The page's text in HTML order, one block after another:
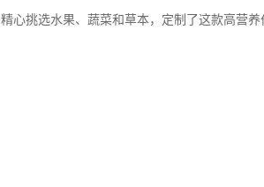
心挑选水果、蔬菜和草本，定制了这款高营养